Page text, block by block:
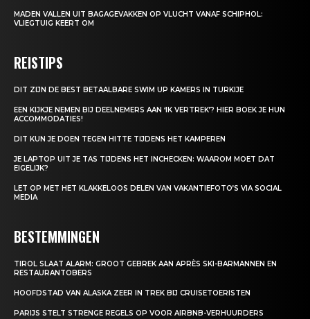
MADEN VALLEN UIT BAGAGEVAKKEN OP VLUCHT VANAF SCHIPHOL:
VLIEGTUIG KEERT OM
REISTIPS
DIT ZIJN DE BEST BETAALBARE SWIM UP KAMERS IN TURKIJE
EEN KIJKJE NEMEN BIJ DEELNEMERS AAN ‘IK VERTREK’? HIER BOEK JE HUN
ACCOMMODATIES!
DIT KUN JE DOEN TEGEN HITTE TIJDENS HET KAMPEREN
JE LAPTOP UIT JE TAS TIJDENS HET INCHECKEN: WAAROM MOET DAT
EIGELIJK?
LET OP MET HET KLAKKELOOS DELEN VAN VAKANTIEFOTO’S VIA SOCIAL
MEDIA
BESTEMMINGEN
TIROL SLAAT ALARM: GROOT GEBREK AAN APRÈS SKI-BARMANNEN EN
RESTAURANTOBERS
HOOFDSTAD VAN ALASKA ZEER IN TREK BIJ CRUISETOERISTEN
PARIJS STELT STRENGE REGELS OP VOOR AIRBNB-VERHUURDERS